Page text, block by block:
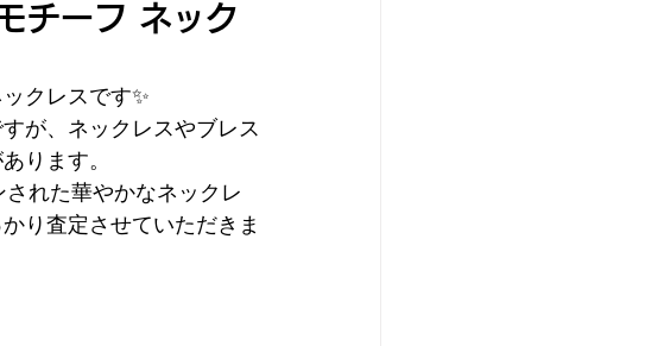
チーフ ネック
クレスです✨
が、ネックレスやブレス
ります。
れた華やかなネックレ
り査定させていただきま